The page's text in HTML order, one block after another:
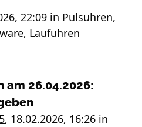
22:09 in Pulsuhren,
Laufuhren
am 26.04.2026:
, 18.02.2026, 16:26 in